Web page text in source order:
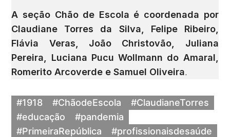
A seção Chão de Escola é coordenada por
Claudiane Torres da Silva, Felipe Ribeiro,
Flávia Veras, João Christovão, Juliana
Pereira, Luciana Pucu Wollmann do Amaral,
Romerito Arcoverde e Samuel Oliveira.
#1918 #ChãodeEscola
#ClaudianeTorres
#educação
#pandemia
#PrimeiraRepública
#profissionaisdesaúde